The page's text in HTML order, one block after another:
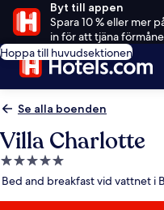
Byt till appen
Spara 10 % eller mer
in för att tjäna
Hoppa till huvudsektionen
Se alla boenden
Villa Charlotte
5.0-
stjärnigt
Bed and breakfast vid vattnet i